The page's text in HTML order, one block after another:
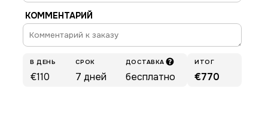
КОММЕНТАРИЙ
В ДЕНЬ
€110
СРОК
7 дней
ДОСТАВКА
бесплатно
ИТОГ
€770